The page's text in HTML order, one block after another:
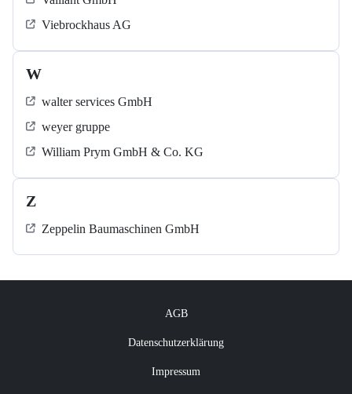
Viebrockhaus AG
W
walter services GmbH
weyer gruppe
William Prym GmbH & Co. KG
Z
Zeppelin Baumaschinen GmbH
AGB
Datenschutzerklärung
Impressum